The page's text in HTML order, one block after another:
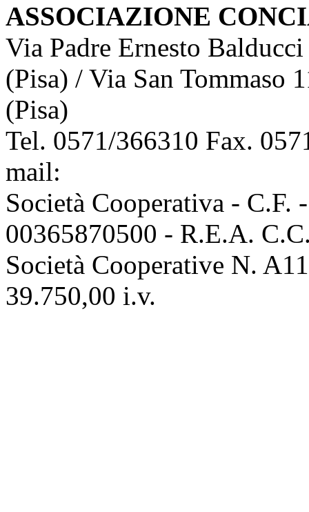
ASSOCIAZIONE
Via Padre Ernesto
(Pisa) / Via San Tommaso
(Pisa)
Tel. 0571/366310 Fax.
mail:
Società Cooperativa - C.F.
00365870500 - R.E.A.
Società Cooperative N.
39.750,00 i.v.